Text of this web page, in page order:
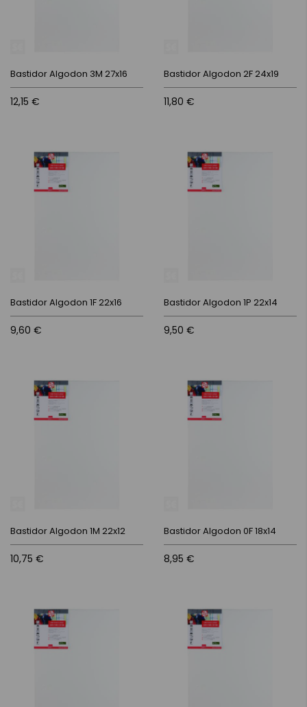
Bastidor Algodon 3M 27x16
12,15 €
Bastidor Algodon 2F 24x19
11,80 €
Bastidor Algodon 1F 22x16
9,60 €
Bastidor Algodon 1P 22x14
9,50 €
Bastidor Algodon 1M 22x12
10,75 €
Bastidor Algodon 0F 18x14
8,95 €